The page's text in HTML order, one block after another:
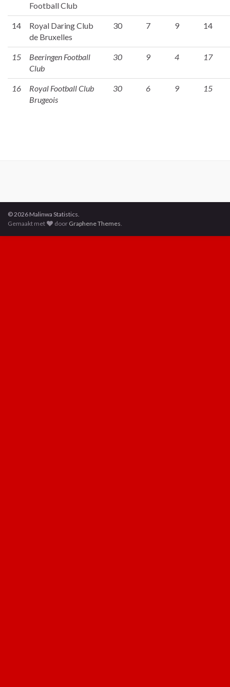
Football Club
14
Royal Daring Club
de Bruxelles
30 7 9 14
15
Beeringen Football
Club
30 9 4 17
16
Royal Football Club
Brugeois
30 6 9 15
© 2026 Malinwa Statistics.
Gemaakt met
door Graphene Themes.